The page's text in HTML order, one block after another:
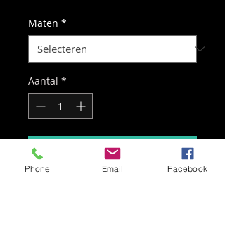
Maten *
Aantal *
In winkelwagen
Phone Email Facebook